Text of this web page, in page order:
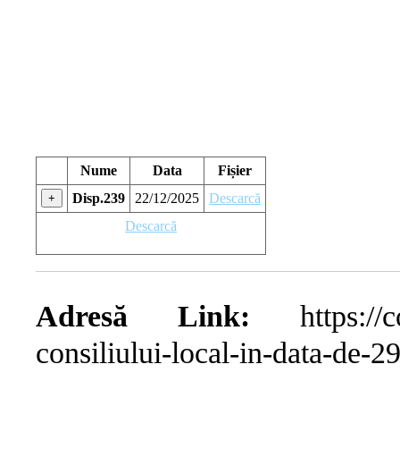
Nume Data Fișier
+ Disp.239 22/12/2025
Descarcă
Descarcă
Adresă Link: https://
consiliului-local-in-data-de-